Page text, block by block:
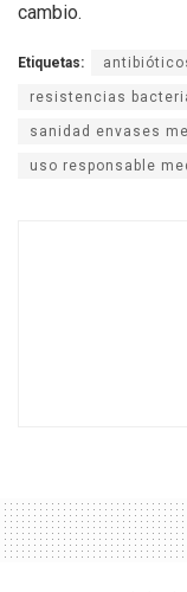
cambio.
Etiquetas:
resistencias
sanidad envases
uso responsable